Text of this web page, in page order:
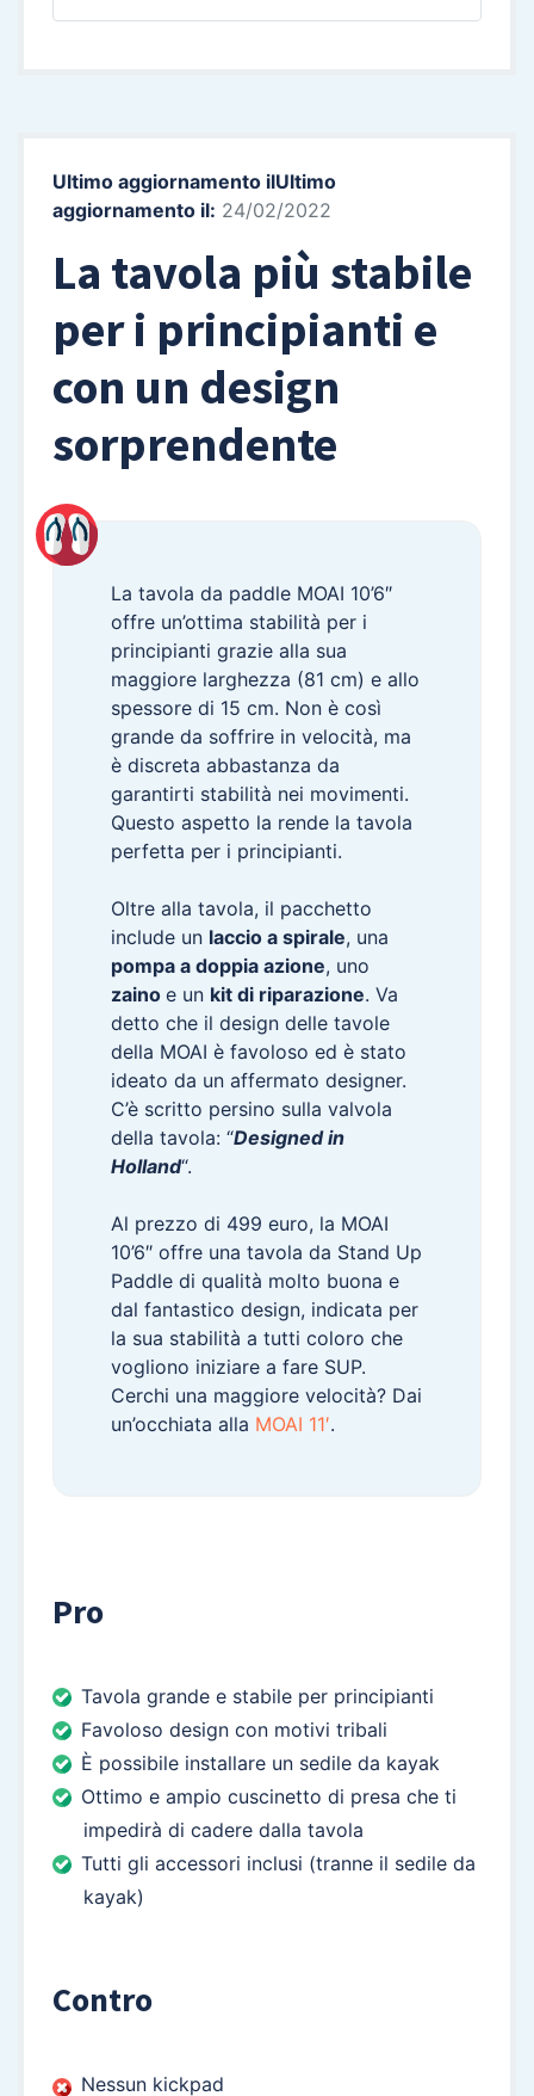
Ultimo aggiornamento ilUltimo
aggiornamento il: 24/02/2022
La tavola più stabile
per i principianti e
con un design
sorprendente
La tavola da paddle MOAI 10’6″
offre un’ottima stabilità per i
principianti grazie alla sua
maggiore larghezza (81 cm) e allo
spessore di 15 cm. Non è così
grande da soffrire in velocità, ma
è discreta abbastanza da
garantirti stabilità nei movimenti.
Questo aspetto la rende la tavola
perfetta per i principianti.
Oltre alla tavola, il pacchetto
include un laccio a spirale, una
pompa a doppia azione, uno
zaino e un kit di riparazione. Va
detto che il design delle tavole
della MOAI è favoloso ed è stato
ideato da un affermato designer.
C’è scritto persino sulla valvola
della tavola: “Designed in
Holland“.
Al prezzo di 499 euro, la MOAI
10’6″ offre una tavola da Stand Up
Paddle di qualità molto buona e
dal fantastico design, indicata per
la sua stabilità a tutti coloro che
vogliono iniziare a fare SUP.
Cerchi una maggiore velocità? Dai
un’occhiata alla MOAI 11′.
Pro
Tavola grande e stabile per principianti
Favoloso design con motivi tribali
È possibile installare un sedile da kayak
Ottimo e ampio cuscinetto di presa che ti
impedirà di cadere dalla tavola
Tutti gli accessori inclusi (tranne il sedile da
kayak)
Contro
Nessun kickpad